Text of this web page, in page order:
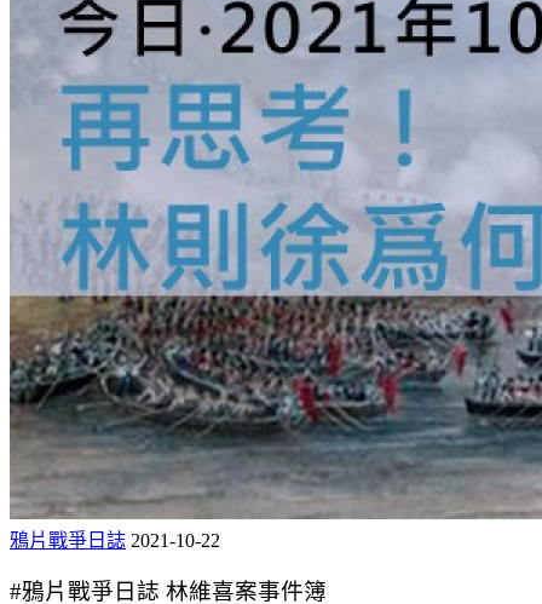
鴉片戰爭日誌 2021-10-22
#鴉片戰爭日誌 林維喜案事件簿